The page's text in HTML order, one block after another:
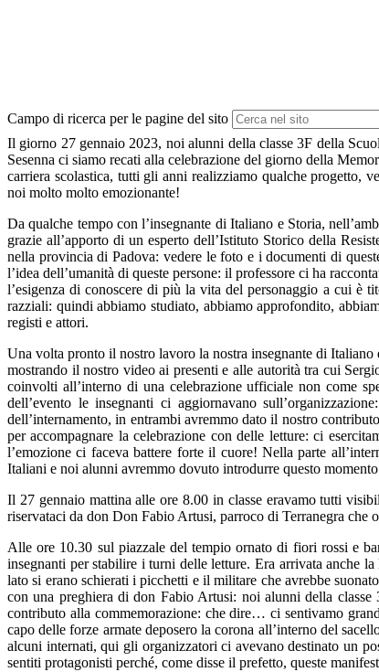
Campo di ricerca per le pagine del sito
Il giorno 27 gennaio 2023, noi alunni della classe 3F della
Sesenna ci siamo recati alla celebrazione del giorno della
carriera scolastica, tutti gli anni realizziamo qualche progetto,
noi molto molto emozionante!
Da qualche tempo con l’insegnante di Italiano e Storia,
grazie all’apporto di un esperto dell’Istituto Storico della
nella provincia di Padova: vedere le foto e i documenti di
l’idea dell’umanità di queste persone: il professore ci ha
l’esigenza di conoscere di più la vita del personaggio a cui è
razziali: quindi abbiamo studiato, abbiamo approfondito,
registi e attori.
Una volta pronto il nostro lavoro la nostra insegnante di
mostrando il nostro video ai presenti e alle autorità tra cui
coinvolti all’interno di una celebrazione ufficiale non come
dell’evento le insegnanti ci aggiornavano
dell’internamento, in entrambi avremmo dato il nostro
per accompagnare la celebrazione con delle letture: ci
l’emozione ci faceva battere forte il cuore! Nella parte
Italiani e noi alunni avremmo dovuto introdurre questo
Il 27 gennaio mattina alle ore 8.00 in classe eravamo tutti
riservataci da don Don Fabio Artusi, parroco di Terranegra che
Alle ore 10.30 sul piazzale del tempio ornato di fiori rossi e
insegnanti per stabilire i turni delle letture. Era arrivata anche
lato si erano schierati i picchetti e il militare che avrebbe
con una preghiera di don Fabio Artusi: noi alunni della
contributo alla commemorazione: che dire… ci sentivamo
capo delle forze armate deposero la corona all’interno del
alcuni internati, qui gli organizzatori ci avevano destinato un
sentiti protagonisti perché, come disse il prefetto, queste